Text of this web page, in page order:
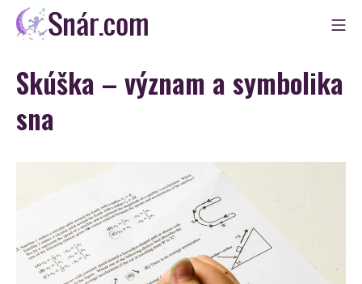
Skip
Snár
Skúška – význam a symbolika
sna